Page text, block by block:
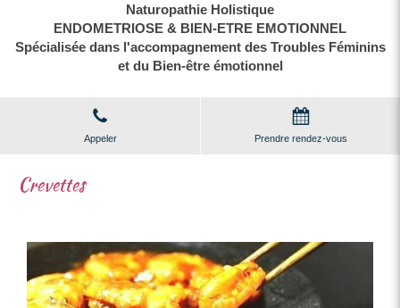
Naturopathie Holistique
ENDOMETRIOSE & BIEN-ETRE EMOTIONNEL
Spécialisée dans l'accompagnement des Troubles Féminins
et du Bien-être émotionnel
Appeler Prendre rendez-vous
Crevettes